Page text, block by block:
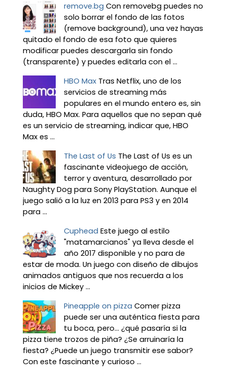
remove.bg Con removebg puedes no
solo borrar el fondo de las fotos
(remove background), una vez hayas
quitado el fondo de esa foto que quieres
modificar puedes descargarla sin fondo
(transparente) y puedes editarla con el ...
HBO Max Tras Netflix, uno de los
servicios de streaming más
populares en el mundo entero es, sin
duda, HBO Max. Para aquellos que no sepan qué
es un servicio de streaming, indicar que, HBO
Max es ...
The Last of Us The Last of Us es un
fascinante videojuego de acción,
terror y aventura, desarrollado por
Naughty Dog para Sony PlayStation. Aunque el
juego salió a la luz en 2013 para PS3 y en 2014
para ...
Cuphead Este juego al estilo
"matamarcianos" ya lleva desde el
año 2017 disponible y no para de
estar de moda. Un juego con diseño de dibujos
animados antiguos que nos recuerda a los
inicios de Mickey ...
Pineapple on pizza Comer pizza
puede ser una auténtica fiesta para
tu boca, pero... ¿qué pasaría si la
pizza tiene trozos de piña? ¿Se arruinaría la
fiesta? ¿Puede un juego transmitir ese sabor?
Con este fascinante y curioso ...